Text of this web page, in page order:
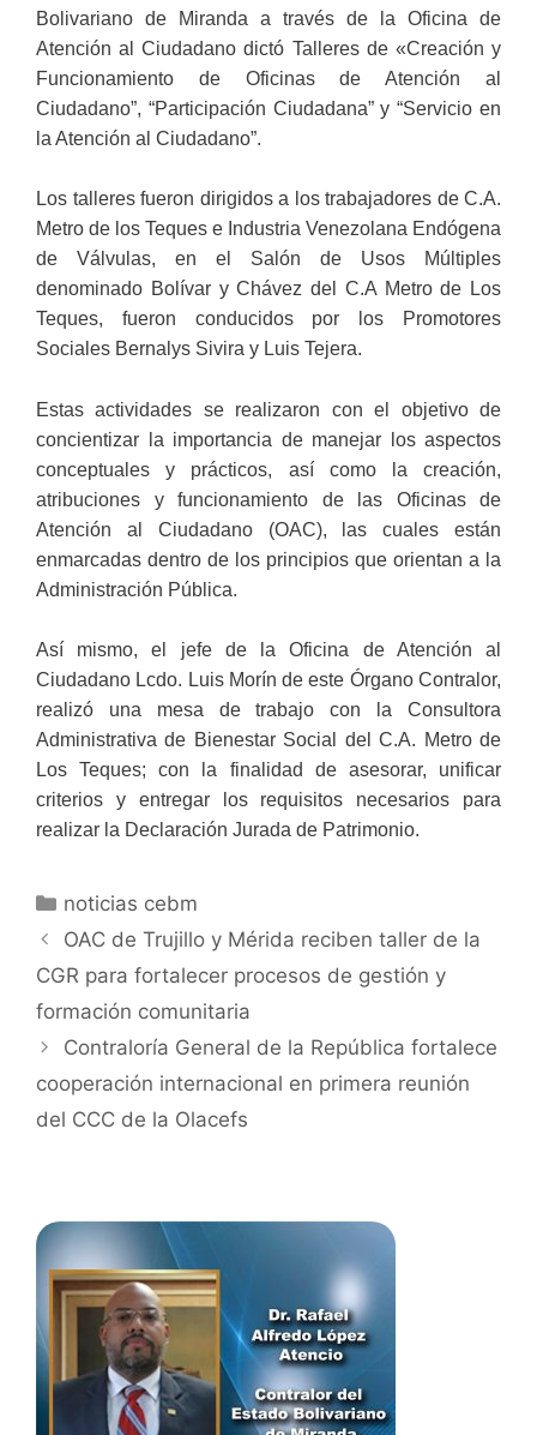
Bolivariano de Miranda a través de la Oficina de
Atención al Ciudadano dictó Talleres de «Creación y
Funcionamiento de Oficinas de Atención al
Ciudadano”, “Participación Ciudadana” y “Servicio en
la Atención al Ciudadano”.
Los talleres fueron dirigidos a los trabajadores de C.A.
Metro de los Teques e Industria Venezolana Endógena
de Válvulas, en el Salón de Usos Múltiples
denominado Bolívar y Chávez del C.A Metro de Los
Teques, fueron conducidos por los Promotores
Sociales Bernalys Sivira y Luis Tejera.
Estas actividades se realizaron con el objetivo de
concientizar la importancia de manejar los aspectos
conceptuales y prácticos, así como la creación,
atribuciones y funcionamiento de las Oficinas de
Atención al Ciudadano (OAC), las cuales están
enmarcadas dentro de los principios que orientan a la
Administración Pública.
Así mismo, el jefe de la Oficina de Atención al
Ciudadano Lcdo. Luis Morín de este Órgano Contralor,
realizó una mesa de trabajo con la Consultora
Administrativa de Bienestar Social del C.A. Metro de
Los Teques; con la finalidad de asesorar, unificar
criterios y entregar los requisitos necesarios para
realizar la Declaración Jurada de Patrimonio.
noticias cebm
OAC de Trujillo y Mérida reciben taller de la
CGR para fortalecer procesos de gestión y
formación comunitaria
Contraloría General de la República fortalece
cooperación internacional en primera reunión
del CCC de la Olacefs